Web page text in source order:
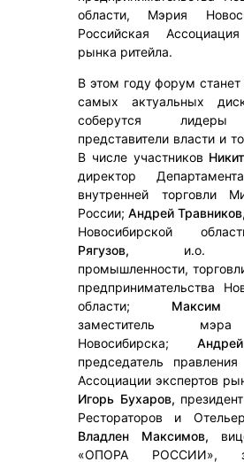
области, Мэрия
Российская
рынка ритейла.
В этом году форум
самых актуальных
соберутся лидеры
представители власти и
В числе участников
директор
внутренней торговли
России; Андрей Травников,
Новосибирской
Рягузов, и.о.
промышленности,
предпринимательства
области; Максим
заместитель
Новосибирска;
председатель правления
Ассоциации экспертов
Игорь Бухаров,
Рестораторов и
Владлен Максимов,
«ОПОРА РОССИИ»,